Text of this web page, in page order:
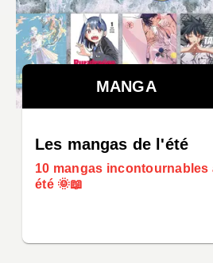
MANGA
Les mangas de l'été
10 mangas incontournables
été 🌞📖